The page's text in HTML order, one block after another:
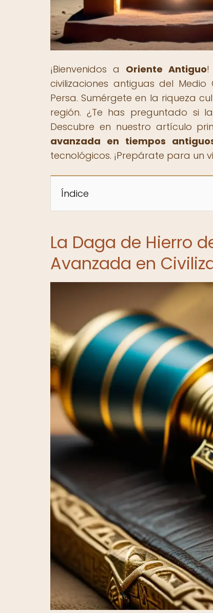
¡Bienvenidos a Oriente Antiguo!
civilizaciones antiguas del
Persa. Sumérgete en la riqueza
región. ¿Te has preguntado si
Descubre en nuestro artículo
avanzada en tiempos
tecnológicos. ¡Prepárate para un
Índice
La Daga de Hierro
Avanzada en